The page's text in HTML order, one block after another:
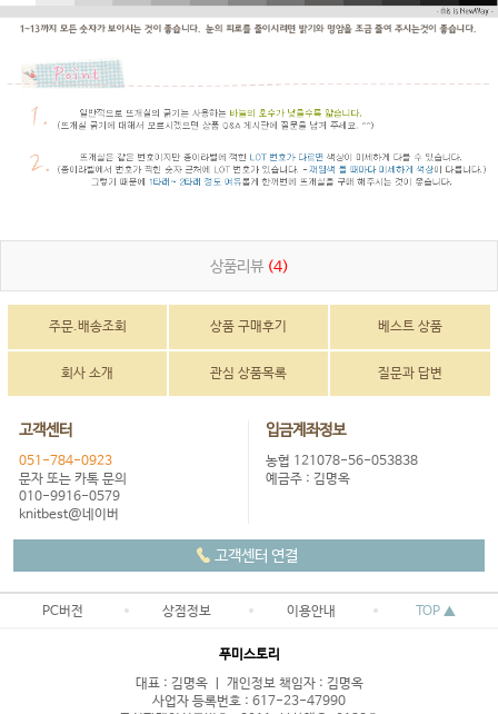
상품리뷰 (4)
주문.배송조회 상품 구매후기 베스트 상품
회사 소개 관심 상품목록 질문과 답변
고객센터
051-784-0923
문자 또는 카톡 문의
010-9916-0579
knitbest@네이버
입금계좌정보
농협 121078-56-053838
예금주 : 김명옥
고객센터 연결
PC버전 상점정보 이용안내 TOP ▲
푸미스토리
대표 : 김명옥 ㅣ 개인정보 책임자 : 김명옥
사업자 등록번호 : 617-23-47990